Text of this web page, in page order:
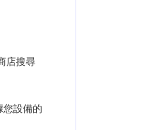
店搜尋
您設備的